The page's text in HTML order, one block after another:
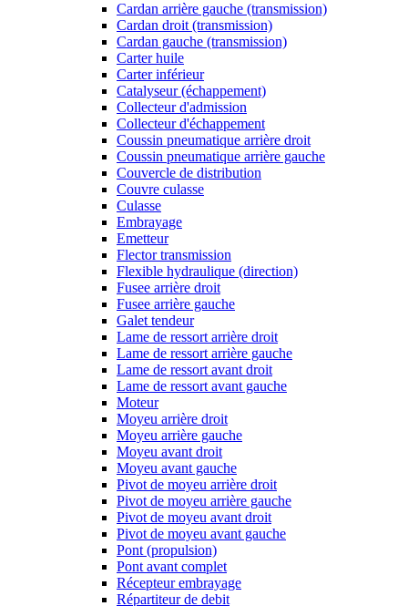
Cardan arrière gauche (transmission)
Cardan droit (transmission)
Cardan gauche (transmission)
Carter huile
Carter inférieur
Catalyseur (échappement)
Collecteur d'admission
Collecteur d'échappement
Coussin pneumatique arrière droit
Coussin pneumatique arrière gauche
Couvercle de distribution
Couvre culasse
Culasse
Embrayage
Emetteur
Flector transmission
Flexible hydraulique (direction)
Fusee arrière droit
Fusee arrière gauche
Galet tendeur
Lame de ressort arrière droit
Lame de ressort arrière gauche
Lame de ressort avant droit
Lame de ressort avant gauche
Moteur
Moyeu arrière droit
Moyeu arrière gauche
Moyeu avant droit
Moyeu avant gauche
Pivot de moyeu arrière droit
Pivot de moyeu arrière gauche
Pivot de moyeu avant droit
Pivot de moyeu avant gauche
Pont (propulsion)
Pont avant complet
Récepteur embrayage
Répartiteur de debit